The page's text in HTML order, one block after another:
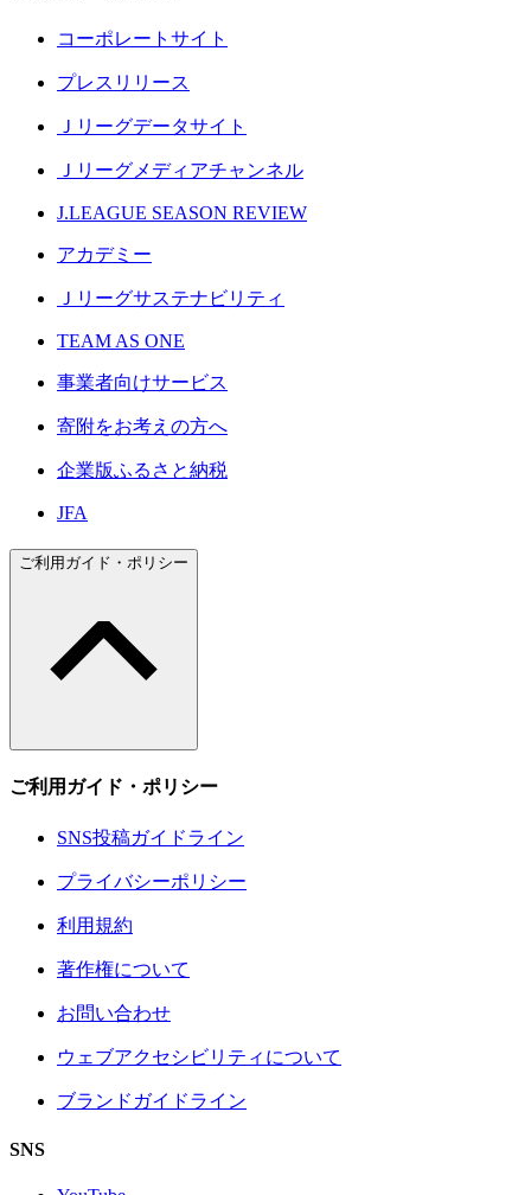
コーポレートサイト
プレスリリース
Ｊリーグデータサイト
Ｊリーグメディアチャンネル
J.LEAGUE SEASON REVIEW
アカデミー
Ｊリーグサステナビリティ
TEAM AS ONE
事業者向けサービス
寄附をお考えの方へ
企業版ふるさと納税
JFA
ご利用ガイド・ポリシー
ご利用ガイド・ポリシー
SNS投稿ガイドライン
プライバシーポリシー
利用規約
著作権について
お問い合わせ
ウェブアクセシビリティについて
ブランドガイドライン
SNS